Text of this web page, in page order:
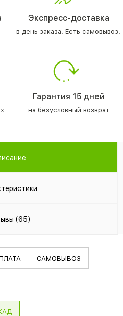
Экспресс-доставка
в день заказа. Есть самовывоз.
Гарантия 15 дней
на безусловный возврат
(65)
САМОВЫВОЗ